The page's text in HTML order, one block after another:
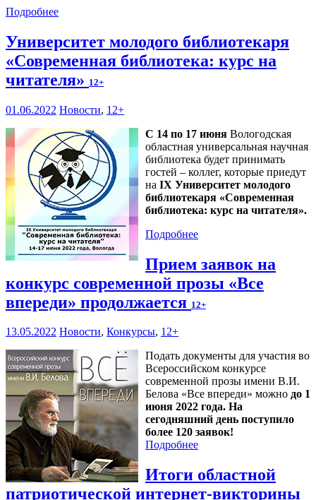
Подробнее
Университет молодого библиотекаря
«Современная библиотека: курс на
читателя» 12+
01.06.2022 Новости, 12+
С 14 по 17 июня Вологодская
областная универсальная научная
библиотека будет принимать
гостей – коллег, которые приедут
на IX Университет молодого
библиотекаря «Современная
библиотека: курс на читателя».
Подробнее
Прием заявок на
конкурс современной прозы «Все
впереди» продолжается 12+
13.05.2022 Новости, Конкурсы, 12+
Подать документы для участия во
Всероссийском конкурсе
современной прозы имени В.И.
Белова «Все впереди» можно до 1
июня 2022 года. На
сегодняшний день поступило
более 120 заявок!
Подробнее
Итоги областной
патриотической интернет-викторины